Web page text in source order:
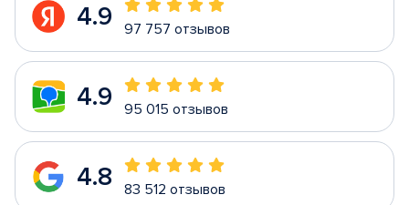
4.9 97 757 отзывов
4.9 95 015 отзывов
4.8 83 512 отзывов